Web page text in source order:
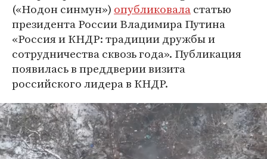
(«Нодон синмун») опубликоваластатью
президента России Владимира Путина
«Россия и КНДР: традиции дружбы и
сотрудничества сквозь года». Публикация
появилась в преддверии визита
российского лидера в КНДР.